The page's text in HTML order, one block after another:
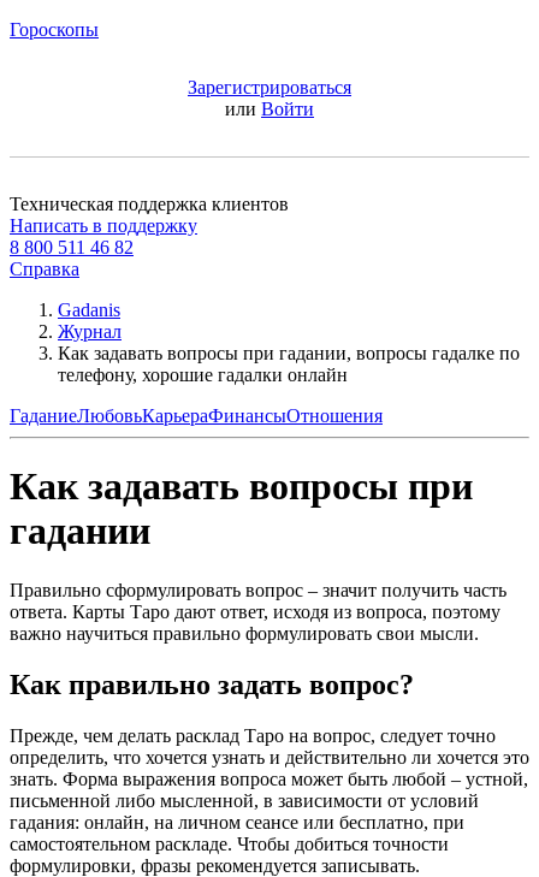
Гороскопы
Зарегистрироваться
или Войти
Техническая поддержка клиентов
Написать в поддержку
8 800 511 46 82
Справка
Gadanis
Журнал
Как задавать вопросы при гадании, вопросы гадалке по
телефону, хорошие гадалки онлайн
ГаданиеЛюбовьКарьераФинансыОтношения
Как задавать вопросы при
гадании
Правильно сформулировать вопрос – значит получить часть
ответа. Карты Таро дают ответ, исходя из вопроса, поэтому
важно научиться правильно формулировать свои мысли.
Как правильно задать вопрос?
Прежде, чем делать расклад Таро на вопрос, следует точно
определить, что хочется узнать и действительно ли хочется это
знать. Форма выражения вопроса может быть любой – устной,
письменной либо мысленной, в зависимости от условий
гадания: онлайн, на личном сеансе или бесплатно, при
самостоятельном раскладе. Чтобы добиться точности
формулировки, фразы рекомендуется записывать.